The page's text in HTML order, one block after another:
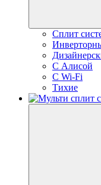
Сплит
С Алисой
C Wi-Fi
Тихие